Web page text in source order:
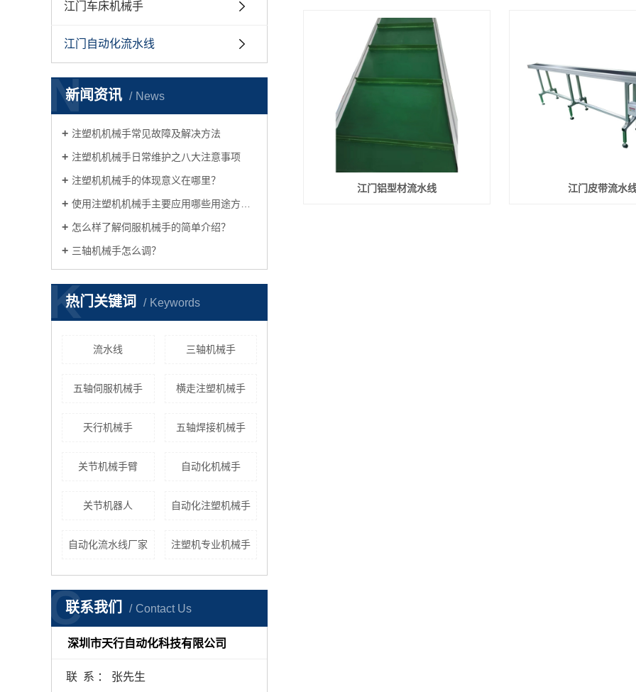
江门车床机械手
江门自动化流水线
新闻资讯 News
N
注塑机机械手常见故障及解决方法
注塑机机械手日常维护之八大注意事项
注塑机机械手的体现意义在哪里？
使用注塑机机械手主要应用哪些用途方面？
怎么样了解伺服机械手的简单介绍？
三轴机械手怎么调？
热门关键词 Keywords
K
流水线 三轴机械手
五轴伺服机械手 横走注塑机械手
天行机械手 五轴焊接机械手
关节机械手臂 自动化机械手
关节机器人 自动化注塑机械手
自动化流水线厂家 注塑机专业机械手
联系我们 Contact Us
C
深圳市天行自动化科技有限公司
联 系 ： 张先生
江门铝型材流水线 江门皮带流水